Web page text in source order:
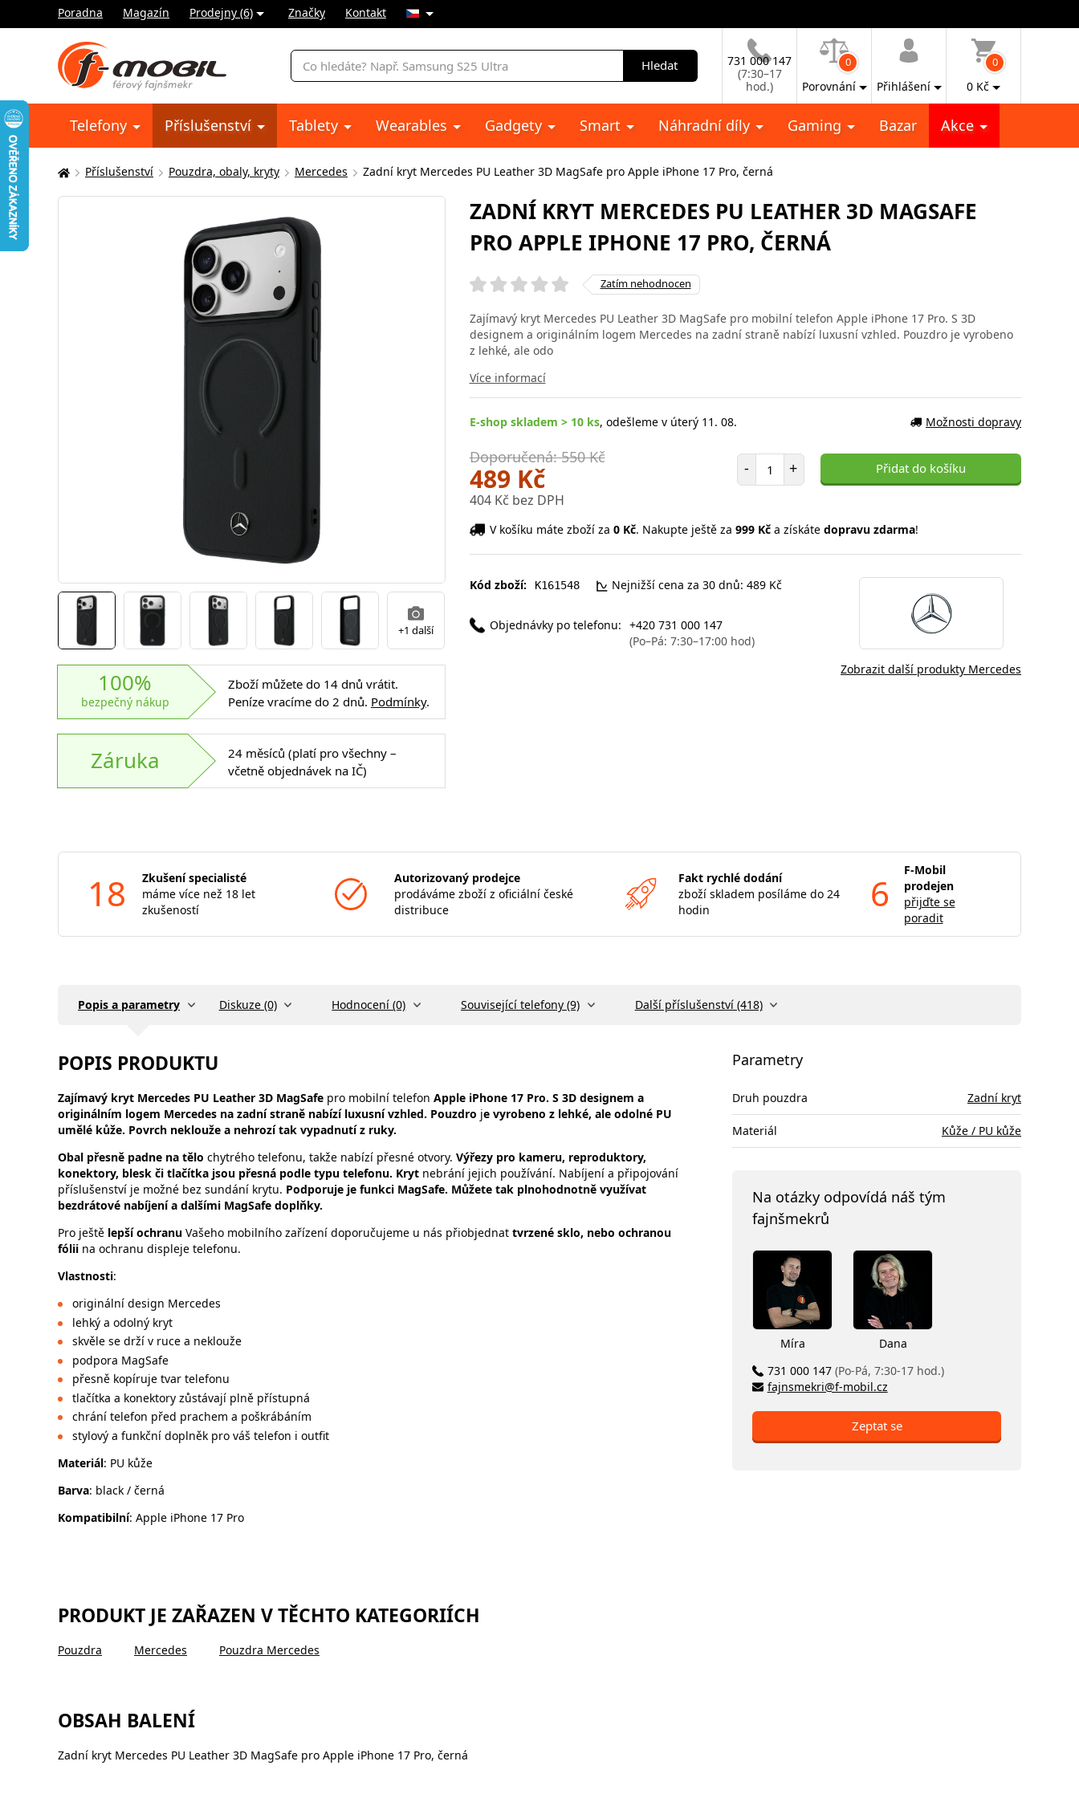
Poradna Magazín Prodejny (6) Značky Kontakt
Vyhledávání
Hledat
731 000 147
(7:30–17
hod.)
0
Porovnání Přihlášení
0
0 Kč
Telefony Příslušenství Tablety Wearables Gadgety Smart Náhradní díly Gaming Bazar Akce
Zde
se
Příslušenství Pouzdra, obaly, kryty Mercedes Zadní kryt Mercedes PU Leather 3D MagSafe pro Apple iPhone 17 Pro, černá
+1 další
100%
bezpečný nákup
Zboží můžete do 14 dnů vrátit.
Peníze vracíme do 2 dnů. Podmínky.
Záruka
24 měsíců (platí pro všechny –
včetně objednávek na IČ)
ZADNÍ KRYT MERCEDES PU LEATHER 3D MAGSAFE
PRO APPLE IPHONE 17 PRO, ČERNÁ
Zatím nehodnocen
Zajímavý kryt Mercedes PU Leather 3D MagSafe pro mobilní telefon Apple iPhone 17 Pro. S 3D
designem a originálním logem Mercedes na zadní straně nabízí luxusní vzhled. Pouzdro je vyrobeno
z lehké, ale odo
Více informací
E-shop skladem > 10 ks, odešleme v úterý 11. 08. Možnosti dopravy
Doporučená: 550 Kč
489 Kč
404 Kč bez DPH
- Počet položek
+ Přidat do košíku
V košíku máte zboží za 0 Kč. Nakupte ještě za 999 Kča získáte dopravu zdarma!
Kód zboží: K161548 Nejnižší cena za 30 dnů: 489 Kč
Objednávky po telefonu: +420 731 000 147
(Po–Pá: 7:30–17:00 hod)
Zobrazit další produkty Mercedes
18
Zkušení specialisté
máme více než 18 let
zkušeností
Autorizovaný prodejce
prodáváme zboží z oficiální české
distribuce
Fakt rychlé dodání
zboží skladem posíláme do 24
hodin
6
F-Mobil
prodejen
přijďte se
poradit
Popis a parametry Diskuze (0) Hodnocení (0) Související telefony (9) Další příslušenství (418)
POPIS PRODUKTU
Zajímavý kryt Mercedes PU Leather 3D MagSafe pro mobilní telefon Apple iPhone 17 Pro. S 3D designem a
originálním logem Mercedes na zadní straně nabízí luxusní vzhled. Pouzdro je vyrobeno z lehké, ale odolné PU
umělé kůže. Povrch neklouže a nehrozí tak vypadnutí z ruky.
Obal přesně padne na tělo chytrého telefonu, takže nabízí přesné otvory. Výřezy pro kameru, reproduktory,
konektory, blesk či tlačítka jsou přesná podle typu telefonu. Kryt nebrání jejich používání. Nabíjení a připojování
příslušenství je možné bez sundání krytu. Podporuje je funkci MagSafe. Můžete tak plnohodnotně využívat
bezdrátové nabíjení a dalšími MagSafe doplňky.
Pro ještě lepší ochranu Vašeho mobilního zařízení doporučujeme u nás přiobjednat tvrzené sklo, nebo ochranou
fólii na ochranu displeje telefonu.
Vlastnosti:
originální design Mercedes
lehký a odolný kryt
skvěle se drží v ruce a neklouže
podpora MagSafe
přesně kopíruje tvar telefonu
tlačítka a konektory zůstávají plně přístupná
chrání telefon před prachem a poškrábáním
stylový a funkční doplněk pro váš telefon i outfit
Materiál: PU kůže
Barva: black / černá
Kompatibilní: Apple iPhone 17 Pro
PRODUKT JE ZAŘAZEN V TĚCHTO KATEGORIÍCH
Pouzdra Mercedes Pouzdra Mercedes
OBSAH BALENÍ
Zadní kryt Mercedes PU Leather 3D MagSafe pro Apple iPhone 17 Pro, černá
Parametry
Druh pouzdra Zadní kryt
Materiál Kůže / PU kůže
Na otázky odpovídá náš tým
fajnšmekrů
Míra
Dana
731 000 147 (Po-Pá, 7:30-17 hod.)
fajnsmekri@f-mobil.cz
Zeptat se